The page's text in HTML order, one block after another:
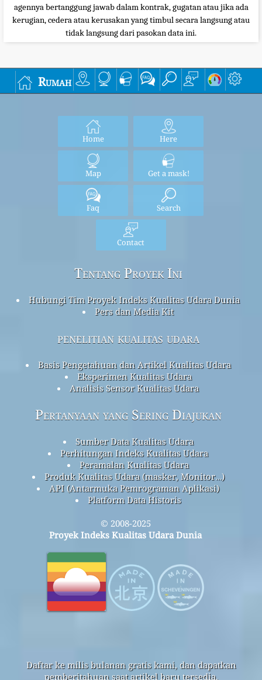
agennya bertanggung jawab dalam kontrak, gugatan atau jika ada
kerugian, cedera atau kerusakan yang timbul secara langsung atau
tidak langsung dari pasokan data ini.
Rumah
Home Here
Map Get a mask!
Faq Search
Contact
Tentang Proyek Ini
Hubungi Tim Proyek Indeks Kualitas Udara Dunia
Pers dan Media Kit
penelitian kualitas udara
Basis Pengetahuan dan Artikel Kualitas Udara
Eksperimen Kualitas Udara
Analisis Sensor Kualitas Udara
Pertanyaan yang Sering Diajukan
Sumber Data Kualitas Udara
Perhitungan Indeks Kualitas Udara
Peramalan Kualitas Udara
Produk Kualitas Udara (masker, Monitor…)
API (Antarmuka Pemrograman Aplikasi)
Platform Data Historis
© 2008-2025
Proyek Indeks Kualitas Udara Dunia
Daftar ke milis bulanan gratis kami, dan dapatkan
pemberitahuan saat artikel baru tersedia.